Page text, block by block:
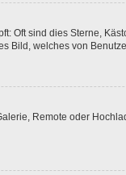
Oft sind dies Sterne,
Bild, welches von
Remote oder